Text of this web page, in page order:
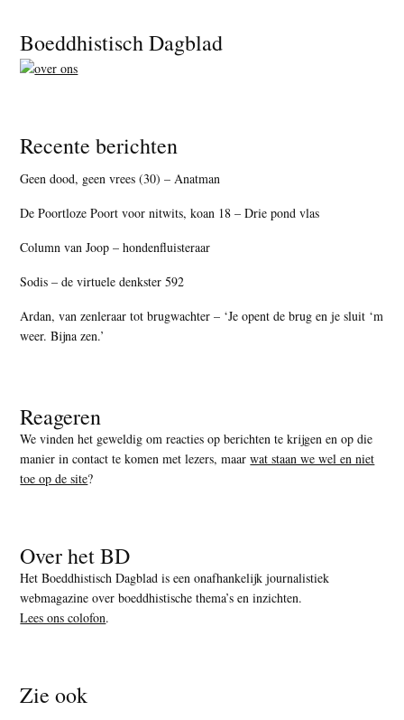
Footer
Boeddhistisch Dagblad
Recente berichten
Geen dood, geen vrees (30) – Anatman
De Poortloze Poort voor nitwits, koan 18 – Drie pond vlas
Column van Joop – hondenfluisteraar
Sodis – de virtuele denkster 592
Ardan, van zenleraar tot brugwachter – ‘Je opent de brug en je sluit ‘m
weer. Bijna zen.’
Reageren
We vinden het geweldig om reacties op berichten te krijgen en op die
manier in contact te komen met lezers, maarwat staan we wel en niet
toe op de site?
Over het BD
Het Boeddhistisch Dagblad is een onafhankelijk journalistiek
webmagazine over boeddhistische thema’s en inzichten.
Lees ons colofon.
Zie ook